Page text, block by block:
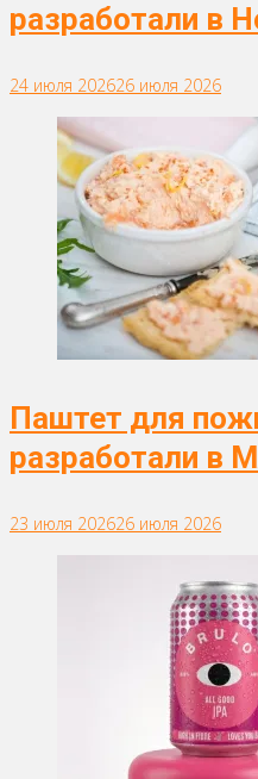
разработали в
24 июля 202626 июля 2026
Паштет для
разработали в
23 июля 202626 июля 2026